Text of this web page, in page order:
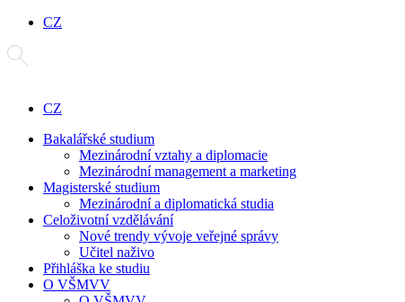
CZ
CZ
Bakalářské studium
Mezinárodní vztahy a diplomacie
Mezinárodní management a marketing
Magisterské studium
Mezinárodní a diplomatická studia
Celoživotní vzdělávání
Nové trendy vývoje veřejné správy
Učitel naživo
Přihláška ke studiu
O VŠMVV